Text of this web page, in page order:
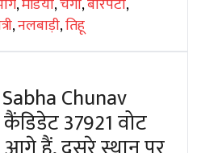
,मंडिया,चेंगा,बारपेटा,
,नलबाड़ी,तिहू
Chunav
37921 वोट